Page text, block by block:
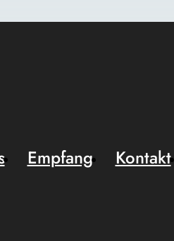
Empfang Kontakt